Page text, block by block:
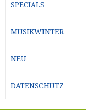
SPECIALS
MUSIKWINTER
NEU
DATENSCHUTZ